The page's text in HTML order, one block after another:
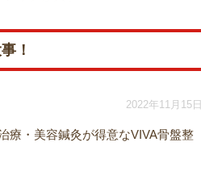
！
2022年11月15日
療・美容鍼灸が得意なVIVA骨盤整